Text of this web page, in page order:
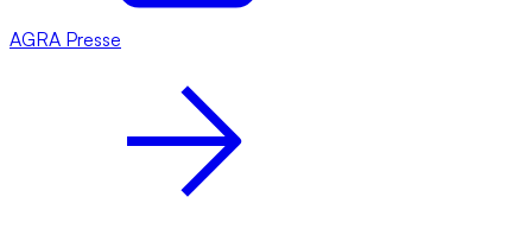
AGRA Presse